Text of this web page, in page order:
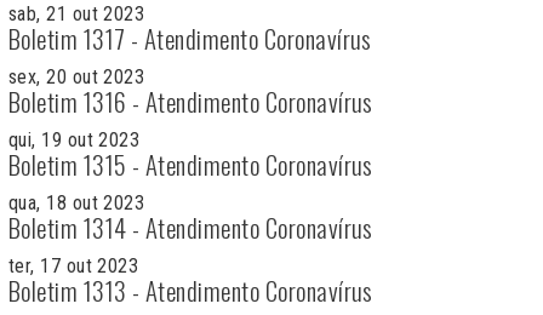
sab, 21 out 2023
Boletim 1317 - Atendimento Coronavírus
sex, 20 out 2023
Boletim 1316 - Atendimento Coronavírus
qui, 19 out 2023
Boletim 1315 - Atendimento Coronavírus
qua, 18 out 2023
Boletim 1314 - Atendimento Coronavírus
ter, 17 out 2023
Boletim 1313 - Atendimento Coronavírus